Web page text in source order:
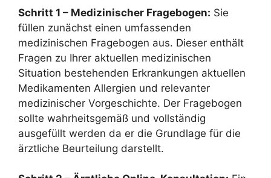
Schritt 1 – Medizinischer Fragebogen: Sie
füllen zunächst einen umfassenden
medizinischen Fragebogen aus. Dieser enthält
Fragen zu Ihrer aktuellen medizinischen
Situation bestehenden Erkrankungen aktuellen
Medikamenten Allergien und relevanter
medizinischer Vorgeschichte. Der Fragebogen
sollte wahrheitsgemäß und vollständig
ausgefüllt werden da er die Grundlage für die
ärztliche Beurteilung darstellt.